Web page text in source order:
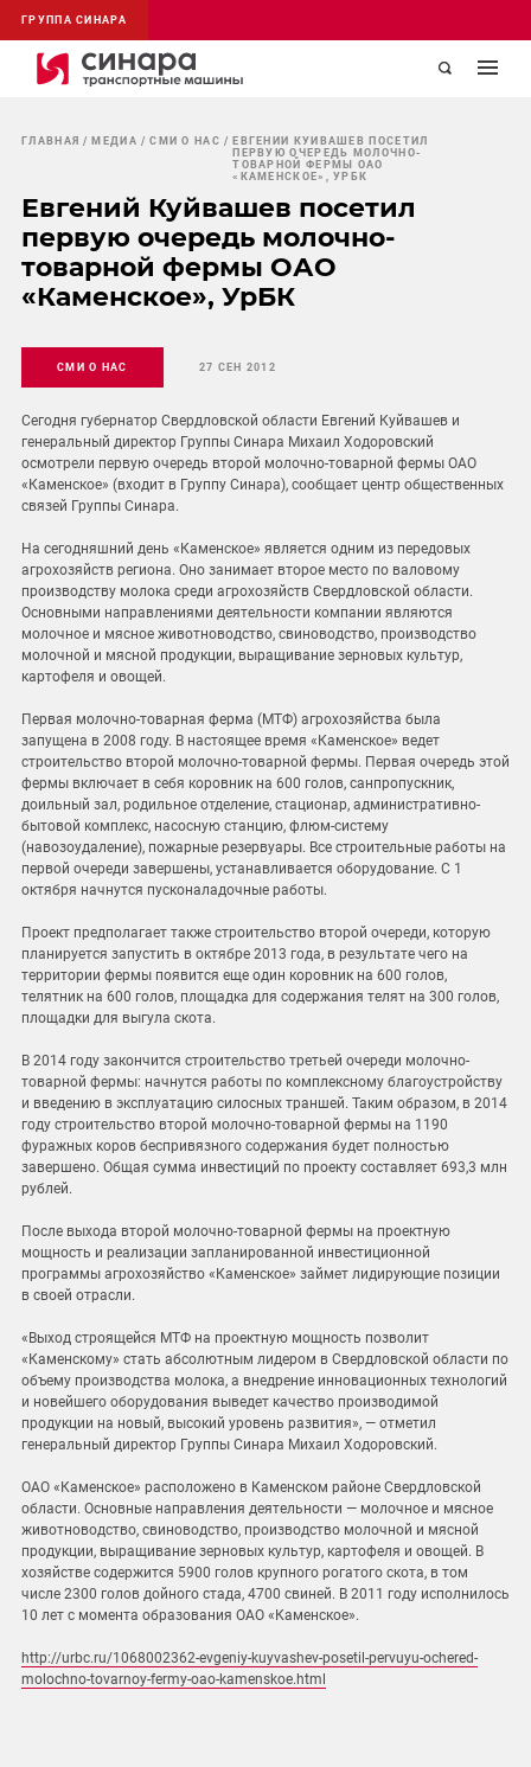
ГРУППА СИНАРА
ГЛАВНАЯ МЕДИА СМИ О НАС
ЕВГЕНИЙ КУЙВАШЕВ ПОСЕТИЛ
ПЕРВУЮ ОЧЕРЕДЬ МОЛОЧНО-
ТОВАРНОЙ ФЕРМЫ ОАО
«КАМЕНСКОЕ», УРБК
Евгений Куйвашев посетил
первую очередь молочно-
товарной фермы ОАО
«Каменское», УрБК
СМИ О НАС 27 СЕН 2012
Сегодня губернатор Свердловской области Евгений Куйвашев и
генеральный директор Группы Синара Михаил Ходоровский
осмотрели первую очередь второй молочно-товарной фермы ОАО
«Каменское» (входит в Группу Синара), сообщает центр общественных
связей Группы Синара.
На сегодняшний день «Каменское» является одним из передовых
агрохозяйств региона. Оно занимает второе место по валовому
производству молока среди агрохозяйств Свердловской области.
Основными направлениями деятельности компании являются
молочное и мясное животноводство, свиноводство, производство
молочной и мясной продукции, выращивание зерновых культур,
картофеля и овощей.
Первая молочно-товарная ферма (МТФ) агрохозяйства была
запущена в 2008 году. В настоящее время «Каменское» ведет
строительство второй молочно-товарной фермы. Первая очередь этой
фермы включает в себя коровник на 600 голов, санпропускник,
доильный зал, родильное отделение, стационар, административно-
бытовой комплекс, насосную станцию, флюм-систему
(навозоудаление), пожарные резервуары. Все строительные работы на
первой очереди завершены, устанавливается оборудование. С 1
октября начнутся пусконаладочные работы.
Проект предполагает также строительство второй очереди, которую
планируется запустить в октябре 2013 года, в результате чего на
территории фермы появится еще один коровник на 600 голов,
телятник на 600 голов, площадка для содержания телят на 300 голов,
площадки для выгула скота.
В 2014 году закончится строительство третьей очереди молочно-
товарной фермы: начнутся работы по комплексному благоустройству
и введению в эксплуатацию силосных траншей. Таким образом, в 2014
году строительство второй молочно-товарной фермы на 1190
фуражных коров беспривязного содержания будет полностью
завершено. Общая сумма инвестиций по проекту составляет 693,3 млн
рублей.
После выхода второй молочно-товарной фермы на проектную
мощность и реализации запланированной инвестиционной
программы агрохозяйство «Каменское» займет лидирующие позиции
в своей отрасли.
«Выход строящейся МТФ на проектную мощность позволит
«Каменскому» стать абсолютным лидером в Свердловской области по
объему производства молока, а внедрение инновационных технологий
и новейшего оборудования выведет качество производимой
продукции на новый, высокий уровень развития», — отметил
генеральный директор Группы Синара Михаил Ходоровский.
ОАО «Каменское» расположено в Каменском районе Свердловской
области. Основные направления деятельности — молочное и мясное
животноводство, свиноводство, производство молочной и мясной
продукции, выращивание зерновых культур, картофеля и овощей. В
хозяйстве содержится 5900 голов крупного рогатого скота, в том
числе 2300 голов дойного стада, 4700 свиней. В 2011 году исполнилось
10 лет с момента образования ОАО «Каменское».
http://urbc.ru/1068002362-evgeniy-kuyvashev-posetil-pervuyu-ochered-
molochno-tovarnoy-fermy-oao-kamenskoe.html